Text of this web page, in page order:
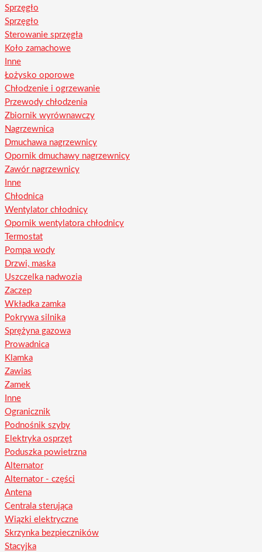
Sprzęgło
Sprzęgło
Sterowanie sprzęgła
Koło zamachowe
Inne
Łożysko oporowe
Chłodzenie i ogrzewanie
Przewody chłodzenia
Zbiornik wyrównawczy
Nagrzewnica
Dmuchawa nagrzewnicy
Opornik dmuchawy nagrzewnicy
Zawór nagrzewnicy
Inne
Chłodnica
Wentylator chłodnicy
Opornik wentylatora chłodnicy
Termostat
Pompa wody
Drzwi, maska
Uszczelka nadwozia
Zaczep
Wkładka zamka
Pokrywa silnika
Sprężyna gazowa
Prowadnica
Klamka
Zawias
Zamek
Inne
Ogranicznik
Podnośnik szyby
Elektryka osprzęt
Poduszka powietrzna
Alternator
Alternator - części
Antena
Centrala sterująca
Wiązki elektryczne
Skrzynka bezpieczników
Stacyjka